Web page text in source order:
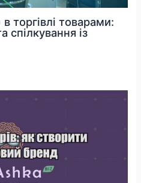
торгівлі товарами:
спілкування із